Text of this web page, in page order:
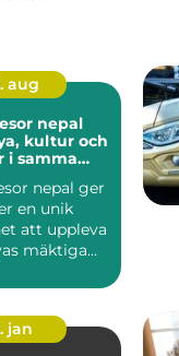
aug
nepal
kultur och
i samma
nepal ger
en unik
att uppleva
mäktiga
jan